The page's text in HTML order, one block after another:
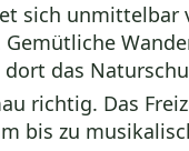
sich
dort das
richtig. Das
bis zu